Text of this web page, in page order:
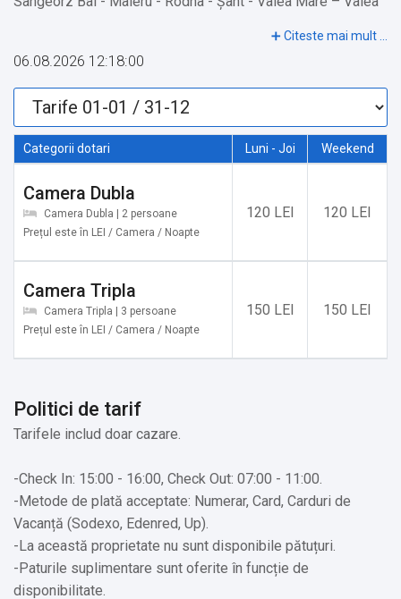
✔️ Dinspre Suceava: Vatra Dornei - Bistrița Năsaud -
Sângeorz Băi - Maieru - Rodna - Șant - Valea Mare – Valea
Măriilor.
✔️ Drumul este practicabil atât pe timp de vară cât și pe
timp de iarnă.
Obiective turistice în zonă:
Obiective turistice:
✔️ Lacul Lala
✔️ Vârful Ineu
✔️ Poiana Narciselor
✔️ Munții Suhardului
✔️ Pasul Rotunda
✔️ Vârful Bistricioru
✔️ Munții Țibleș
✔️ Munții Rodnei
✔️ Stâncile Tătarului
✔️ Cheile Bistriței Ardelene
✔️ Tăul Zânelor
✔️ Tăul de la Zagra
✔️ Biserica Evanghelică din Herina
06.08.2026 12:18:00
Categorii dotari Luni - Joi Weekend
Camera Dubla
Camera Dubla | 2 persoane
Prețul este în LEI / Camera / Noapte
120 LEI 120 LEI
Camera Tripla
Camera Tripla | 3 persoane
Prețul este în LEI / Camera / Noapte
150 LEI 150 LEI
Politici de tarif
Tarifele includ doar cazare.
-Check In: 15:00 - 16:00, Check Out: 07:00 - 11:00.
-Metode de plată acceptate: Numerar, Card, Carduri de
Vacanță (Sodexo, Edenred, Up).
-La această proprietate nu sunt disponibile pătuțuri.
-Paturile suplimentare sunt oferite în funcție de
disponibilitate.